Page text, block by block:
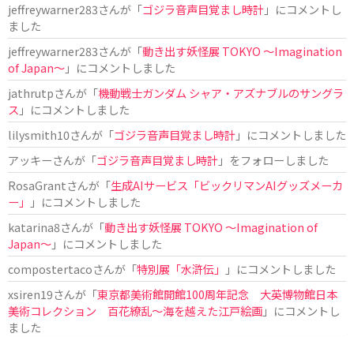
jeffreywarner283さんが「ゴジラ音声目覚まし時計」にコメントし
ました
jeffreywarner283さんが「動き出す妖怪展 TOKYO 〜Imagination
of Japan〜」にコメントしました
jathrutpさんが「機動戦士ガンダム シャア・アズナブルのサングラ
ス 」にコメントしました
lilysmith10さんが「ゴジラ音声目覚まし時計」にコメントしました
アッキーさんが「ゴジラ音声目覚まし時計」をフォローしました
RosaGrantさんが「生成AIサービス「ビックリマンAIグッズメーカ
ー」
」にコメントしました
katarina8さんが「動き出す妖怪展 TOKYO 〜Imagination of
Japan〜」にコメントしました
compostertacoさんが「特別展「水滸伝」
」にコメントしました
xsiren19さんが「東京都美術館開館100周年記念 大英博物館日本
美術コレクション 百花繚乱～海を越えた江戸絵画」にコメントし
ました